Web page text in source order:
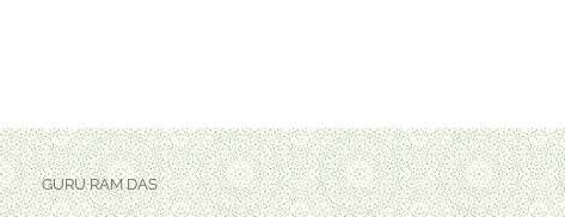
GURU RAM DAS